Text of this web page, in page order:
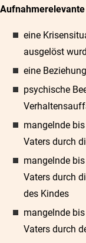
eine
ausgelöst
eine
psychische
mangelnde
Vaters durch
mangelnde
Vaters durch
des Kindes
mangelnde
Vaters durch